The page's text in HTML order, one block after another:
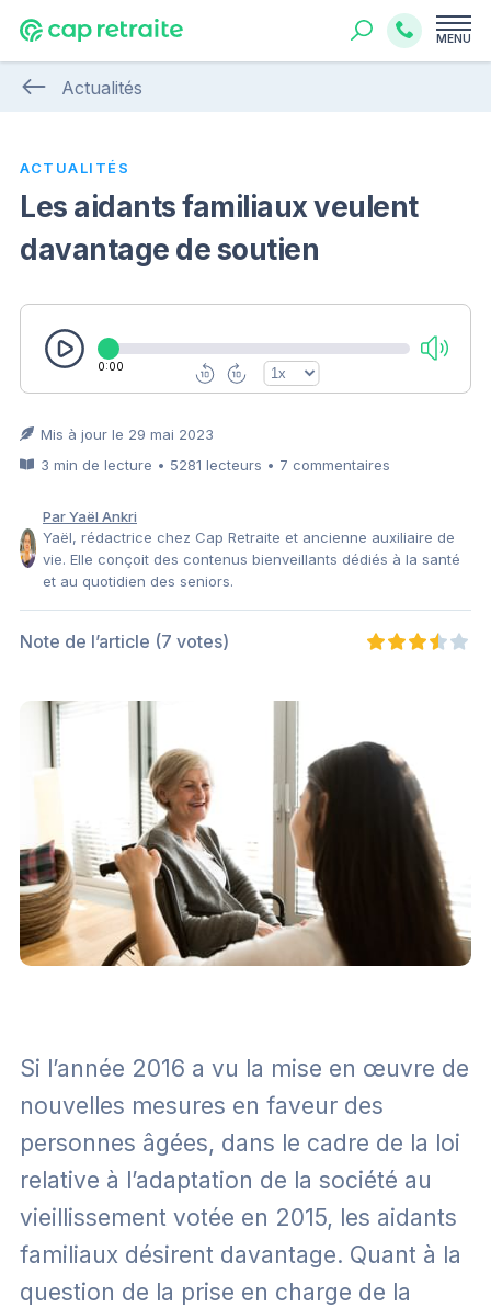
MENU
Actualités
ACTUALITÉS
Les aidants familiaux veulent
davantage de soutien
0:00
Mis à jour le 29 mai 2023
3 min de lecture • 5281 lecteurs • 7 commentaires
Par Yaël Ankri
Yaël, rédactrice chez Cap Retraite et ancienne auxiliaire de
vie. Elle conçoit des contenus bienveillants dédiés à la santé
et au quotidien des seniors.
Note de l’article (7 votes)
Si l’année 2016 a vu la mise en œuvre de
nouvelles mesures en faveur des
personnes âgées, dans le cadre de la loi
relative à l’adaptation de la société au
vieillissement votée en 2015, les aidants
familiaux désirent davantage. Quant à la
question de la prise en charge de la